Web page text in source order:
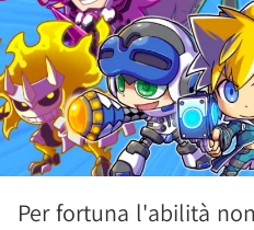
Per fortuna l'abilità